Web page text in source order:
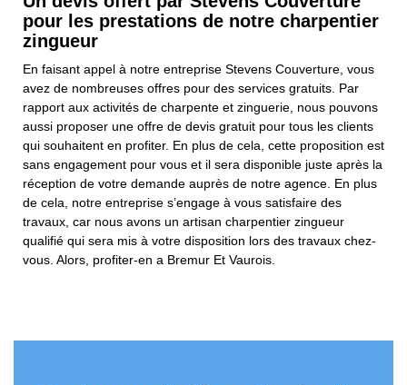
pour les prestations de notre charpentier
zingueur
En faisant appel à notre entreprise Stevens Couverture, vous
avez de nombreuses offres pour des services gratuits. Par
rapport aux activités de charpente et zinguerie, nous pouvons
aussi proposer une offre de devis gratuit pour tous les clients
qui souhaitent en profiter. En plus de cela, cette proposition est
sans engagement pour vous et il sera disponible juste après la
réception de votre demande auprès de notre agence. En plus
de cela, notre entreprise s’engage à vous satisfaire des
travaux, car nous avons un artisan charpentier zingueur
qualifié qui sera mis à votre disposition lors des travaux chez-
vous. Alors, profiter-en a Bremur Et Vaurois.